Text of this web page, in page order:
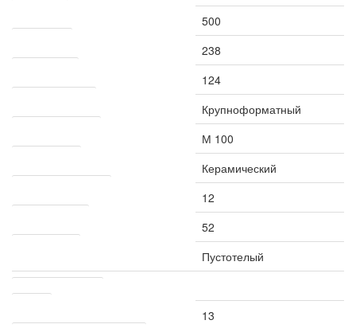
500
238
124
Крупноформатный
М 100
Керамический
12
52
Пустотелый
Транспортировка
13